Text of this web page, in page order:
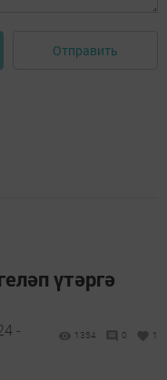
Отправить
үтәргә
-
1354 0 1